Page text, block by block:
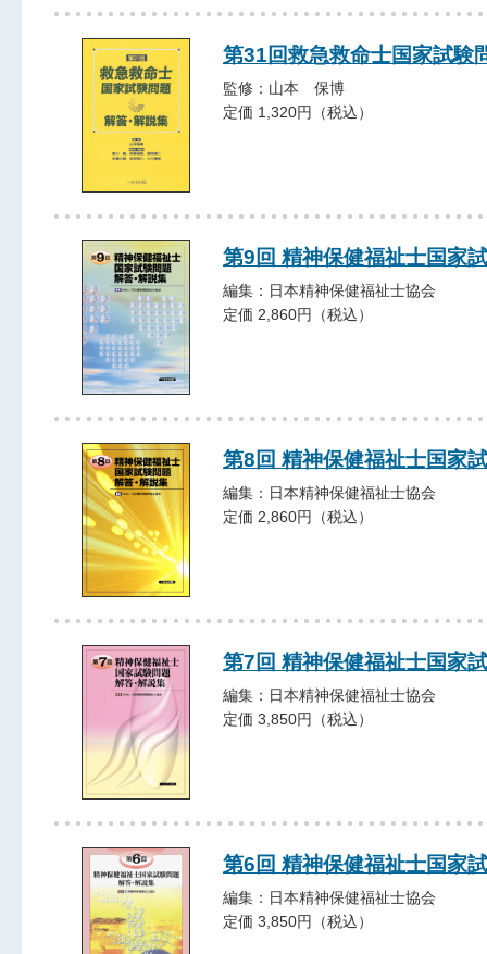
第31回救急救命士国家試験
監修：山本 保博
定価 1,320円（税込）
第9回 精神保健福祉士国家
編集：日本精神保健福祉士協会
定価 2,860円（税込）
第8回 精神保健福祉士国家
編集：日本精神保健福祉士協会
定価 2,860円（税込）
第7回 精神保健福祉士国家
編集：日本精神保健福祉士協会
定価 3,850円（税込）
第6回 精神保健福祉士国家
編集：日本精神保健福祉士協会
定価 3,850円（税込）